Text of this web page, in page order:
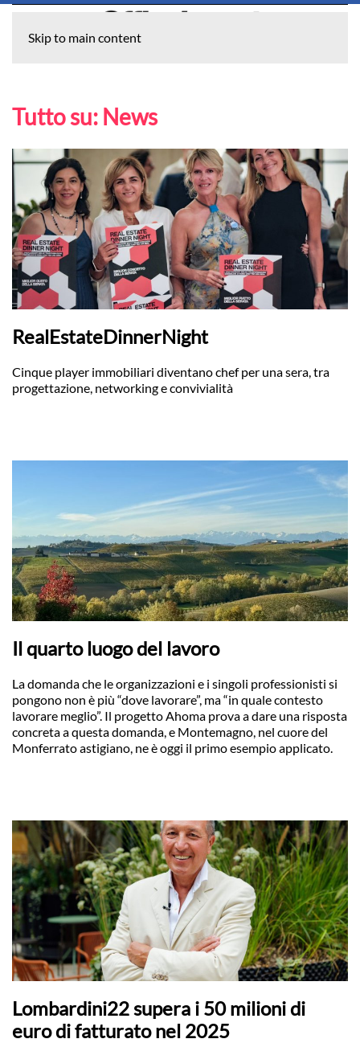
Skip to main content
Tutto su: News
RealEstateDinnerNight
Cinque player immobiliari diventano chef per una sera, tra
progettazione, networking e convivialità
Il quarto luogo del lavoro
La domanda che le organizzazioni e i singoli professionisti si
pongono non è più “dove lavorare”, ma “in quale contesto
lavorare meglio”. Il progetto Ahoma prova a dare una risposta
concreta a questa domanda, e Montemagno, nel cuore del
Monferrato astigiano, ne è oggi il primo esempio applicato.
Lombardini22 supera i 50 milioni di
euro di fatturato nel 2025